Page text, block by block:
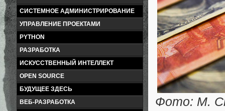
СИСТЕМНОЕ АДМИНИСТРИРОВАНИЕ
УПРАВЛЕНИЕ ПРОЕКТАМИ
PYTHON
РАЗРАБОТКА
ИСКУССТВЕННЫЙ ИНТЕЛЛЕКТ
OPEN SOURCE
БУДУЩЕЕ ЗДЕСЬ
ВЕБ-РАЗРАБОТКА
Фото: М.